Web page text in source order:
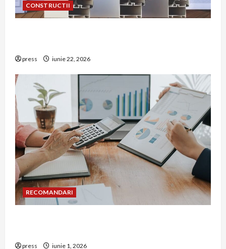
CONSTRUCTII
press iunie 22, 2026
RECOMANDARI
press iunie 1, 2026